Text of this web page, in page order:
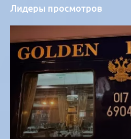
Лидеры просмотров